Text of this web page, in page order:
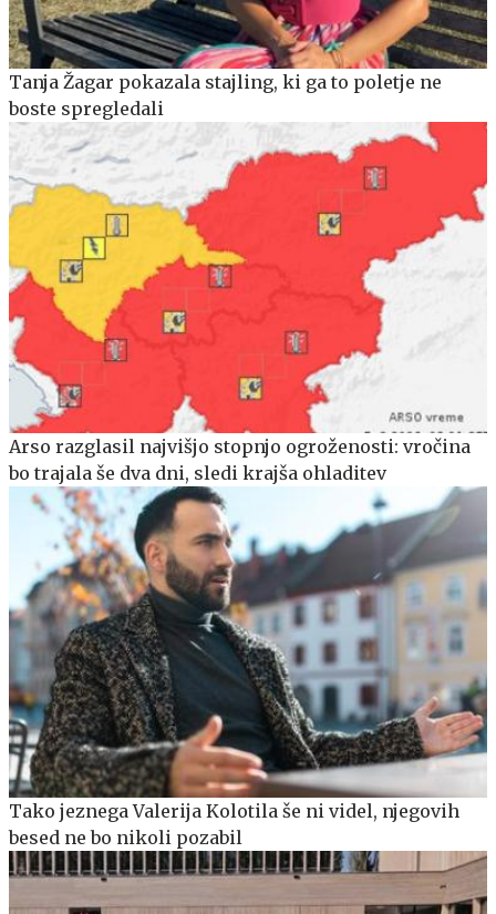
Tanja Žagar pokazala stajling, ki ga to poletje ne
boste spregledali
Arso razglasil najvišjo stopnjo ogroženosti: vročina
bo trajala še dva dni, sledi krajša ohladitev
Tako jeznega Valerija Kolotila še ni videl, njegovih
besed ne bo nikoli pozabil